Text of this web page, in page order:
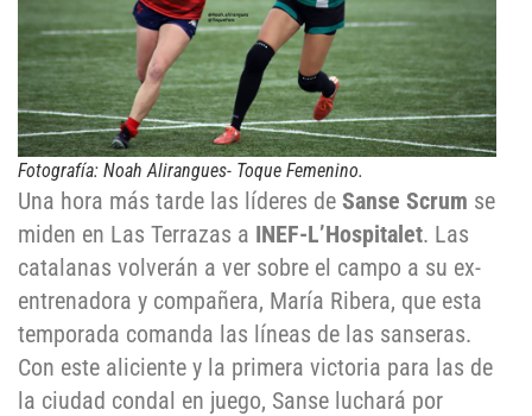
Fotografía: Noah Alirangues- Toque Femenino.
Una hora más tarde las líderes de Sanse Scrum se
miden en Las Terrazas a INEF-L’Hospitalet. Las
catalanas volverán a ver sobre el campo a su ex-
entrenadora y compañera, María Ribera, que esta
temporada comanda las líneas de las sanseras.
Con este aliciente y la primera victoria para las de
la ciudad condal en juego, Sanse luchará por